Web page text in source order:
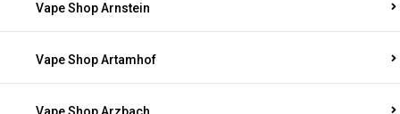
Vape Shop Arnstein
Vape Shop Artamhof